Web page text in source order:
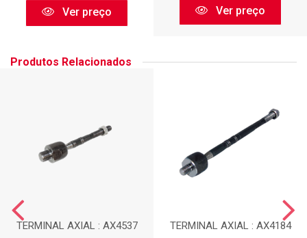
Ver preço Ver preço
Produtos Relacionados
TERMINAL AXIAL : AX4537 TERMINAL AXIAL : AX4184